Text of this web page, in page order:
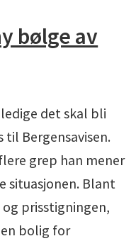
bølge av
det skal bli
Bergensavisen.
grep han mener
situasjonen. Blant
prisstigningen,
bolig for